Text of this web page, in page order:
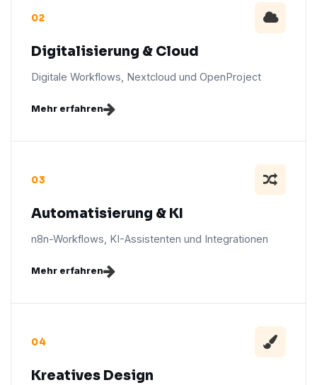
02
Digitalisierung & Cloud
Digitale Workflows, Nextcloud und OpenProject
Mehr erfahren
03
Automatisierung & KI
n8n-Workflows, KI-Assistenten und Integrationen
Mehr erfahren
04
Kreatives Design